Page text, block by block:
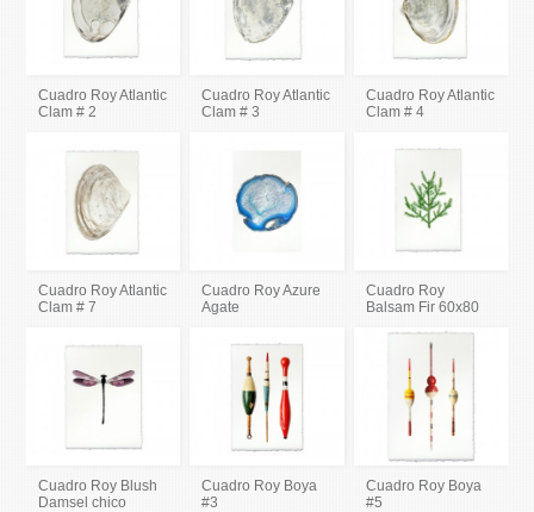
Cuadro Roy Atlantic
Clam # 2
Cuadro Roy Atlantic
Clam # 3
Cuadro Roy Atlantic
Clam # 4
Cuadro Roy Atlantic
Clam # 7
Cuadro Roy Azure
Agate
Cuadro Roy
Balsam Fir 60x80
Cuadro Roy Blush
Damsel chico
Cuadro Roy Boya
#3
Cuadro Roy Boya
#5